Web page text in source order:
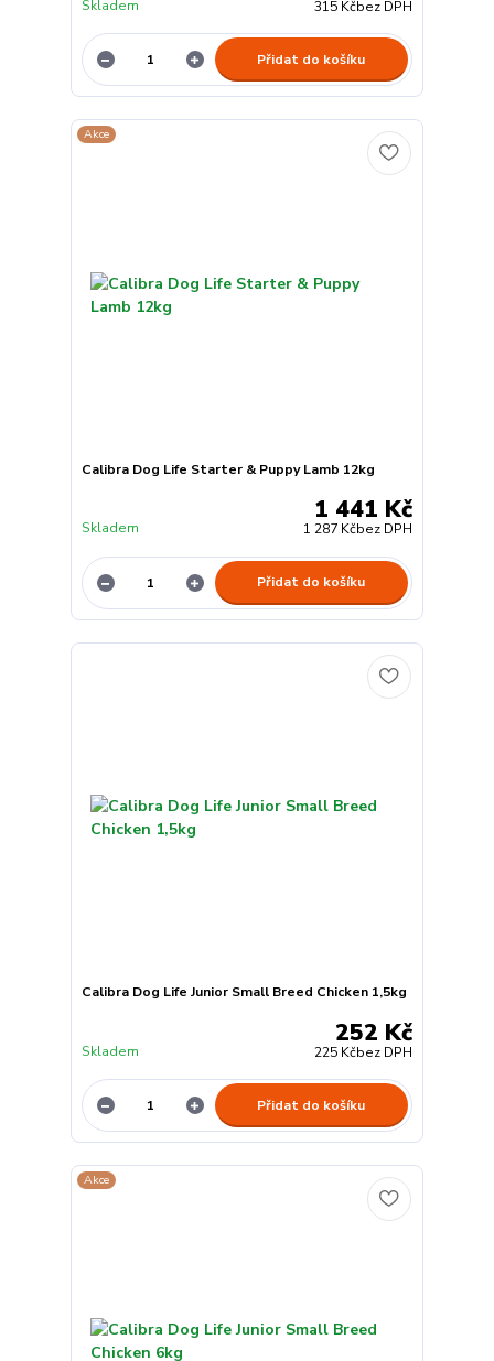
315 Kčbez DPH
Skladem
Přidat do košíku
Akce
Calibra Dog Life Starter & Puppy Lamb 12kg
1 441 Kč
1 287 Kčbez DPH
Skladem
Přidat do košíku
Calibra Dog Life Junior Small Breed Chicken 1,5kg
252 Kč
225 Kčbez DPH
Skladem
Přidat do košíku
Akce